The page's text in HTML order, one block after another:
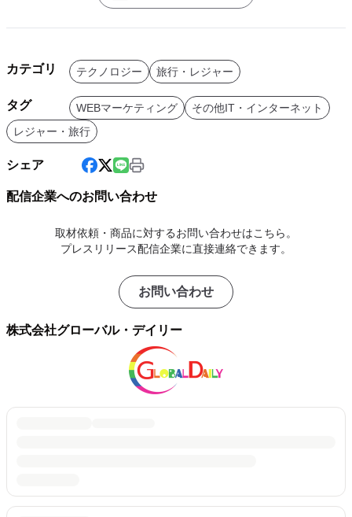
カテゴリ テクノロジー 旅行・レジャー
タグ WEBマーケティング
その他IT・インターネット
レジャー・旅行
シェア
配信企業へのお問い合わせ
取材依頼・商品に対するお問い合わせはこちら。
プレスリリース配信企業に直接連絡できます。
お問い合わせ
株式会社グローバル・デイリー